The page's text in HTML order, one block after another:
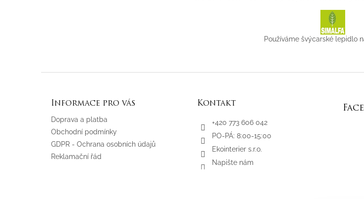
Používáme švýcarské lepidlo
Informace pro vás
Doprava a platba
Obchodní podmínky
GDPR - Ochrana osobních údajů
Reklamační řád
Kontakt
+420 773 606 042
PO-PÁ: 8:00-15:00
Ekointerier s.r.o.
Napište nám